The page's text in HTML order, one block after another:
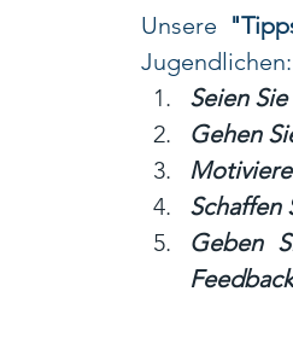
Unsere
Jugendlichen:
Seien
Gehen
Schaffen
Geben